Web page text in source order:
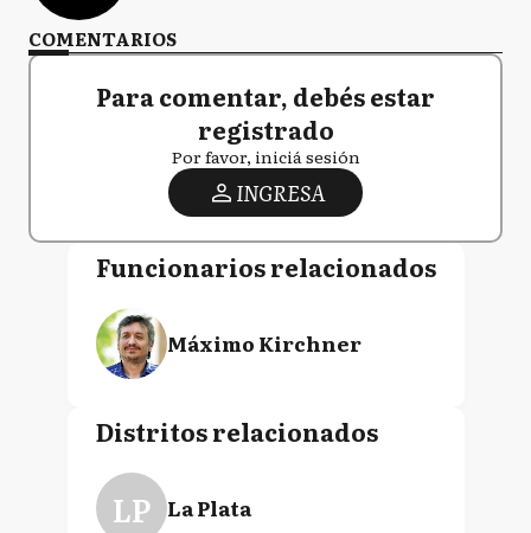
COMENTARIOS
Para comentar, debés estar
registrado
Por favor, iniciá sesión
INGRESA
Funcionarios relacionados
Máximo Kirchner
Distritos relacionados
LP La Plata